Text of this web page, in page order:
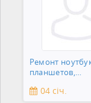
Ремонт
планшетов,
зеркальны
04 січ.